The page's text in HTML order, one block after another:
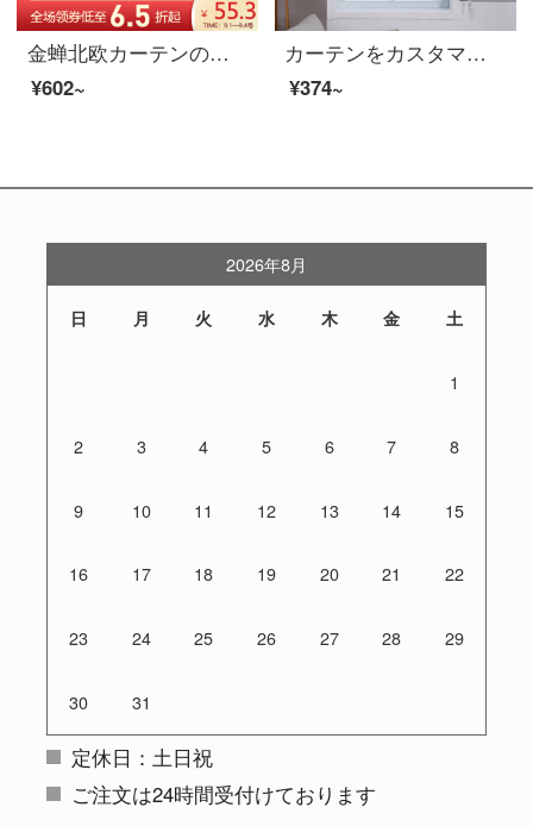
金蝉北欧カーテンの完成品は簡単です。現代ベルベットの麻の日よけのカーテンの布を遮るリビングルームのカーテンはフックでカスタマイズできます。
¥602~
カーテンをカスタマイズして昇降します。フル遮光紗カーテンオフィスの寝室のベランダ、トイレの台所の窓。防水防油式のフリーホールにブラインドを設置します。
¥374~
2026年8月
日 月 火 水 木 金 土
1
2 3 4 5 6 7 8
9 10 11 12 13 14 15
16 17 18 19 20 21 22
23 24 25 26 27 28 29
30 31
定休日：土日祝
ご注文は24時間受付けております